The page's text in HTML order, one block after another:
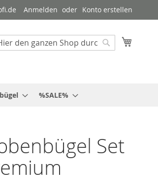
Anmelden Konto erstellen
%SALE%
Set